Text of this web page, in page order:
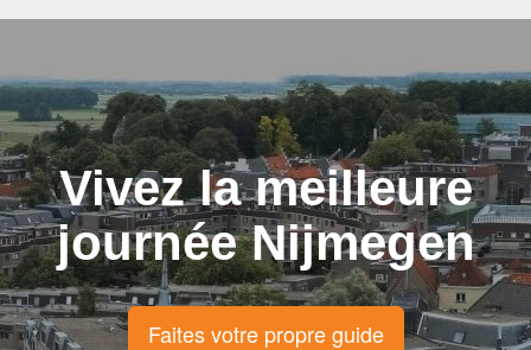
Vivez la meilleure
journée Nijmegen
Faites votre propre guide